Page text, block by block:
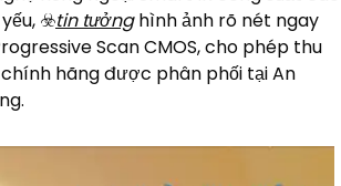
☣️tin tưởnghình ảnh rõ nét ngay
Scan CMOS, cho phép thu
hãng được phân phối tại An